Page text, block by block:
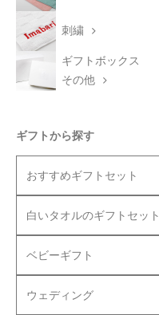
刺繍
ギフトボックス
その他
ギフトから探す
おすすめギフトセット
白いタオルのギフトセット
ベビーギフト
ウェディング